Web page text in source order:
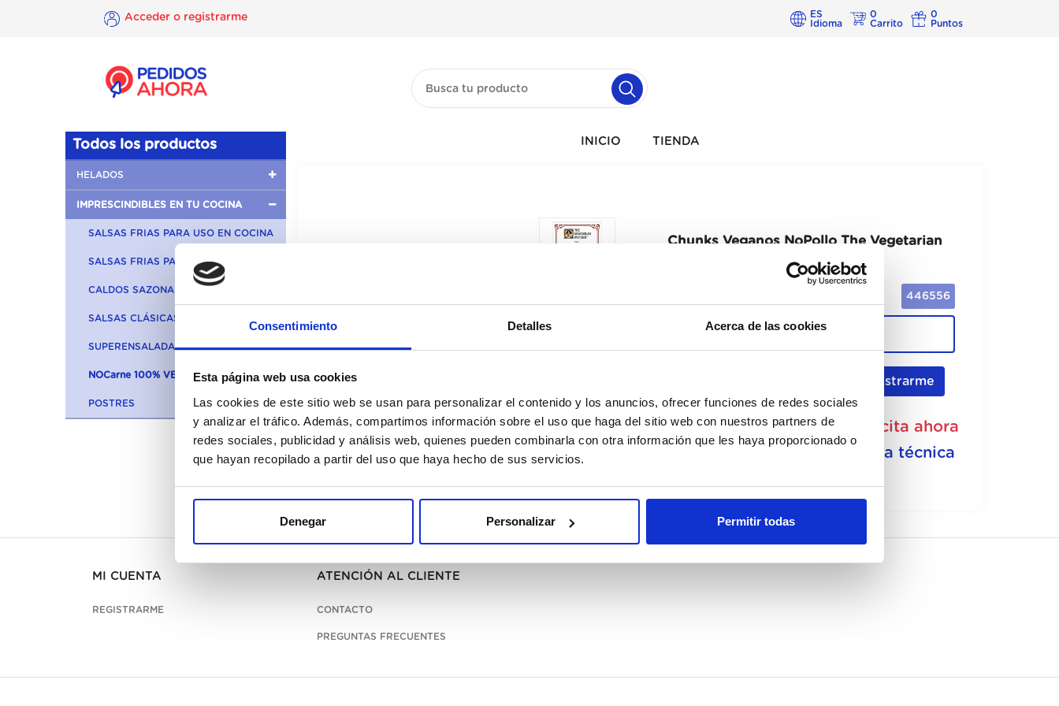
Consentimiento Detalles Acerca de las cookies
Esta página web usa cookies
Las cookies de este sitio web se usan para personalizar el contenido y los anuncios, ofrecer funciones de redes sociales
y analizar el tráfico. Además, compartimos información sobre el uso que haga del sitio web con nuestros partners de
redes sociales, publicidad y análisis web, quienes pueden combinarla con otra información que les haya proporcionado o
que hayan recopilado a partir del uso que haya hecho de sus servicios.
Denegar Personalizar Permitir todas
Acceder o registrarme
ES
Idioma
0
Carrito
0
Puntos
Todos los productos
HELADOS
IMPRESCINDIBLES EN TU COCINA
SALSAS FRIAS PARA USO EN COCINA
SALSAS FRIAS PARA LA MESA
CALDOS SAZONADORES
SALSAS CLÁSICAS
SUPERENSALADAS Y PRIMERBAS
NOCarne 100% VEGETARIANA
POSTRES
INICIO TIENDA
Chunks Veganos NoPollo The Vegetarian
Butcher 6Ux160GR
446556
Registrarme
No disponible, solicita ahora
Ver ficha técnica
MI CUENTA
REGISTRARME
ATENCIÓN AL CLIENTE
CONTACTO
PREGUNTAS FRECUENTES